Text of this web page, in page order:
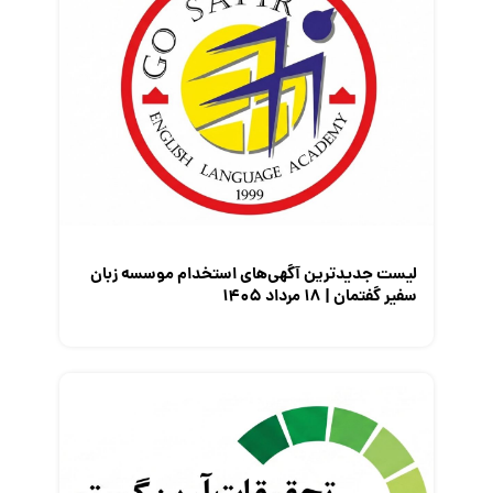
گزارش‌های آماری
مصاحبه شغلی
معرفی شرکت ها
معرفی متخصصان منابع انسانی
لیست جدیدترین آگهی‌های استخدام موسسه زبان
سفیر گفتمان | ۱۸ مرداد ۱۴۰۵